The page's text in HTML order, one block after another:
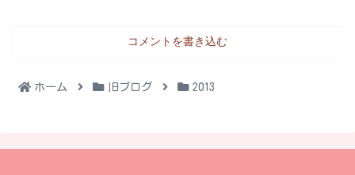
コメントを書き込む
ホーム 旧ブログ 2013